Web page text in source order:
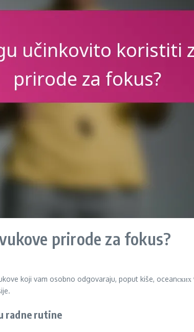
prirode za fokus?
koji vam osobno odgovaraju, poput kiše,
radne rutine